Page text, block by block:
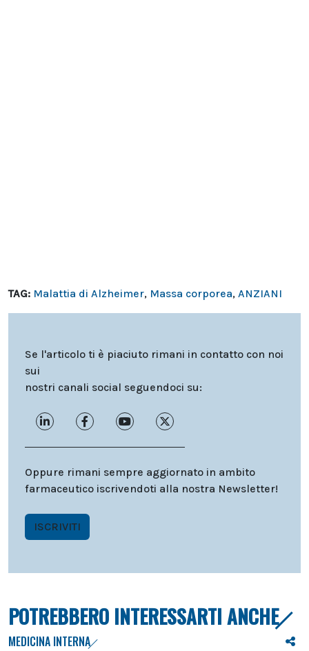
TAG: Malattia di Alzheimer, Massa corporea, ANZIANI
Se l'articolo ti è piaciuto rimani in contatto con noi
sui
nostri canali social seguendoci su:
Oppure rimani sempre aggiornato in ambito
farmaceutico iscrivendoti alla nostra Newsletter!
ISCRIVITI
POTREBBERO INTERESSARTI ANCHE
MEDICINA INTERNA